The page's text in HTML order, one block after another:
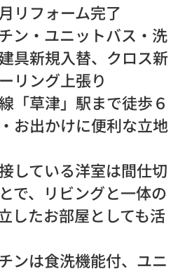
リフォーム完了
ン・ユニットバス・洗
具新規入替、クロス新
リング上張り
「草津」駅まで徒歩６
お出かけに便利な立地
している洋室は間仕切
で、リビングと一体の
したお部屋としても活
ンは食洗機能付、ユニ